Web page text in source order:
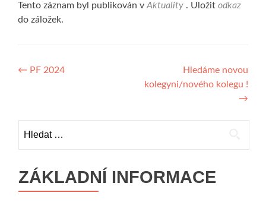
Tento záznam byl publikován v Aktuality . Uložit odkaz
do záložek.
Navigace
← PF 2024
Hledáme novou
kolegyni/nového kolegu !
→
ZÁKLADNÍ INFORMACE